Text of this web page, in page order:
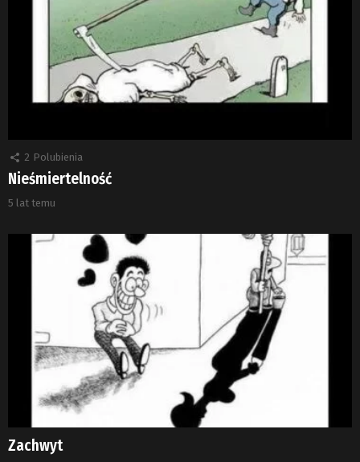
2 Polubienia
Nieśmiertelność
5 lat temu
Zachwyt